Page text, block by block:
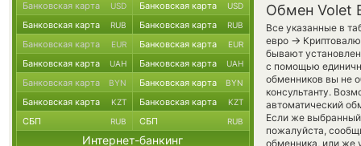
Обмен Volet
Все указанные в
евро →
бывают
с помощью
обменников вы не
консультанту.
автоматический
Если же
пожалуйста,
обменника, или же
Банковская карта USD Банковская карта USD
Банковская карта RUB Банковская карта RUB
Банковская карта EUR Банковская карта EUR
Банковская карта UAH Банковская карта UAH
Банковская карта BYN Банковская карта BYN
Банковская карта KZT Банковская карта KZT
СБП RUB СБП RUB
Интернет-банкинг